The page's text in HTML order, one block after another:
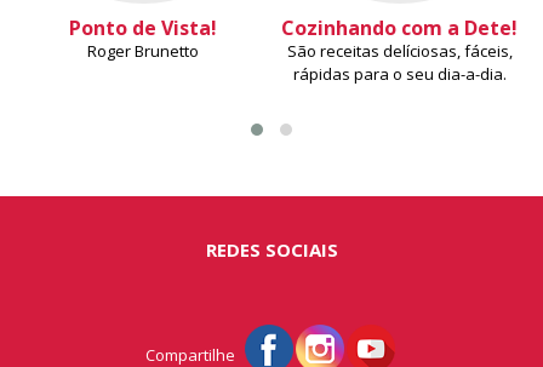
Ponto de Vista!
Roger Brunetto
Cozinhando com a Dete!
São receitas delíciosas, fáceis,
rápidas para o seu dia-a-dia.
REDES SOCIAIS
Compartilhe